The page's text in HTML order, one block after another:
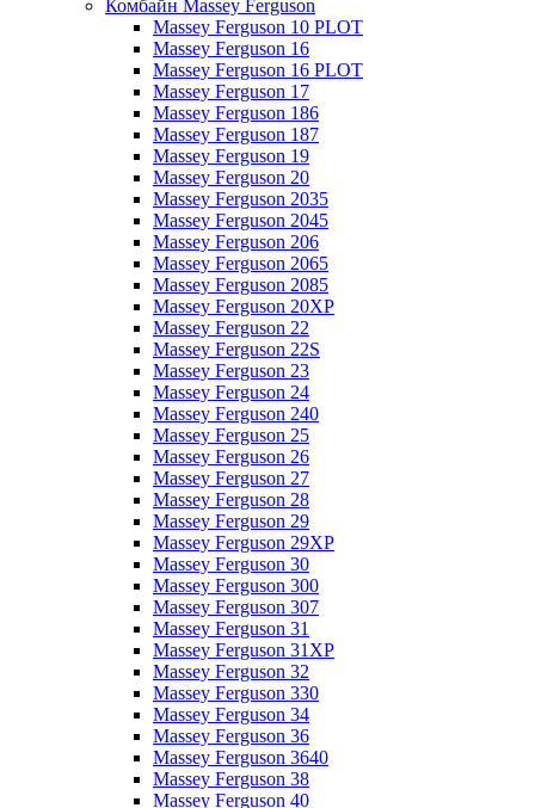
Комбайн Massey Ferguson
Massey Ferguson 10 PLOT
Massey Ferguson 16
Massey Ferguson 16 PLOT
Massey Ferguson 17
Massey Ferguson 186
Massey Ferguson 187
Massey Ferguson 19
Massey Ferguson 20
Massey Ferguson 2035
Massey Ferguson 2045
Massey Ferguson 206
Massey Ferguson 2065
Massey Ferguson 2085
Massey Ferguson 20XP
Massey Ferguson 22
Massey Ferguson 22S
Massey Ferguson 23
Massey Ferguson 24
Massey Ferguson 240
Massey Ferguson 25
Massey Ferguson 26
Massey Ferguson 27
Massey Ferguson 28
Massey Ferguson 29
Massey Ferguson 29XP
Massey Ferguson 30
Massey Ferguson 300
Massey Ferguson 307
Massey Ferguson 31
Massey Ferguson 31XP
Massey Ferguson 32
Massey Ferguson 330
Massey Ferguson 34
Massey Ferguson 36
Massey Ferguson 3640
Massey Ferguson 38
Massey Ferguson 40